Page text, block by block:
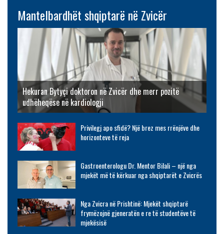
Mantelbardhët shqiptarë në Zvicër
Hekuran Bytyçi doktoron në Zvicër dhe merr pozitë
udhëheqëse në kardiologji
Privilegj apo sfidë? Një brez mes rrënjëve dhe
horizonteve të reja
Gastroenterologu Dr. Mentor Bilali – një nga
mjekët më të kërkuar nga shqiptarët e Zvicrës
Nga Zvicra në Prishtinë: Mjekët shqiptarë
frymëzojnë gjeneratën e re të studentëve të
mjekësisë